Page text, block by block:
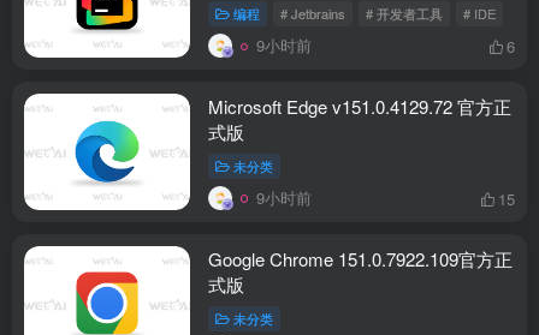
编程 # Jetbrains # 开发者工具 # IDE
9小时前 6
Microsoft Edge v151.0.4129.72 官方正
式版
未分类
9小时前 15
Google Chrome 151.0.7922.109官方正
式版
未分类